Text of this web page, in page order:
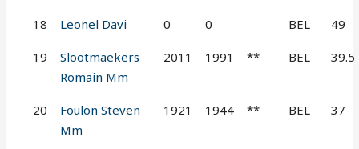
18 Leonel Davi 0 0 BEL 49
19
Slootmaekers
Romain Mm
2011 1991 ** BEL 39.5
20
Foulon Steven
Mm
1921 1944 ** BEL 37